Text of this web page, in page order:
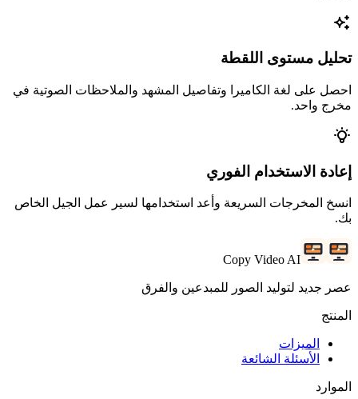
تحليل مستوى اللقطة
احصل على لغة الكاميرا وتفاصيل المشهد والملاحظات الصوتية في
مخرج واحد.
إعادة الاستخدام الفوري
انسخ المخرجات السريعة وأعد استخدامها لسير عمل الجيل الخاص
بك.
Copy Video AI
عصر جديد لتوليد الصور للمبدعين والفرق
المنتج
الميزات
الأسئلة الشائعة
الموارد